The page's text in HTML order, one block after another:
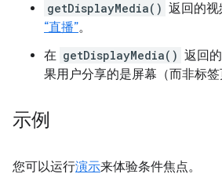
getDisplayMedia() 返回的
“直播”。
在 getDisplayMedia() 返回
果用户分享的是屏幕（而非标签
示例
您可以运行演示来体验条件焦点。